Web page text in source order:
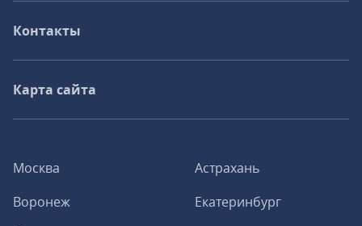
Москва
Астрахань
Воронеж
Екатеринбург
Контакты
Карта сайта